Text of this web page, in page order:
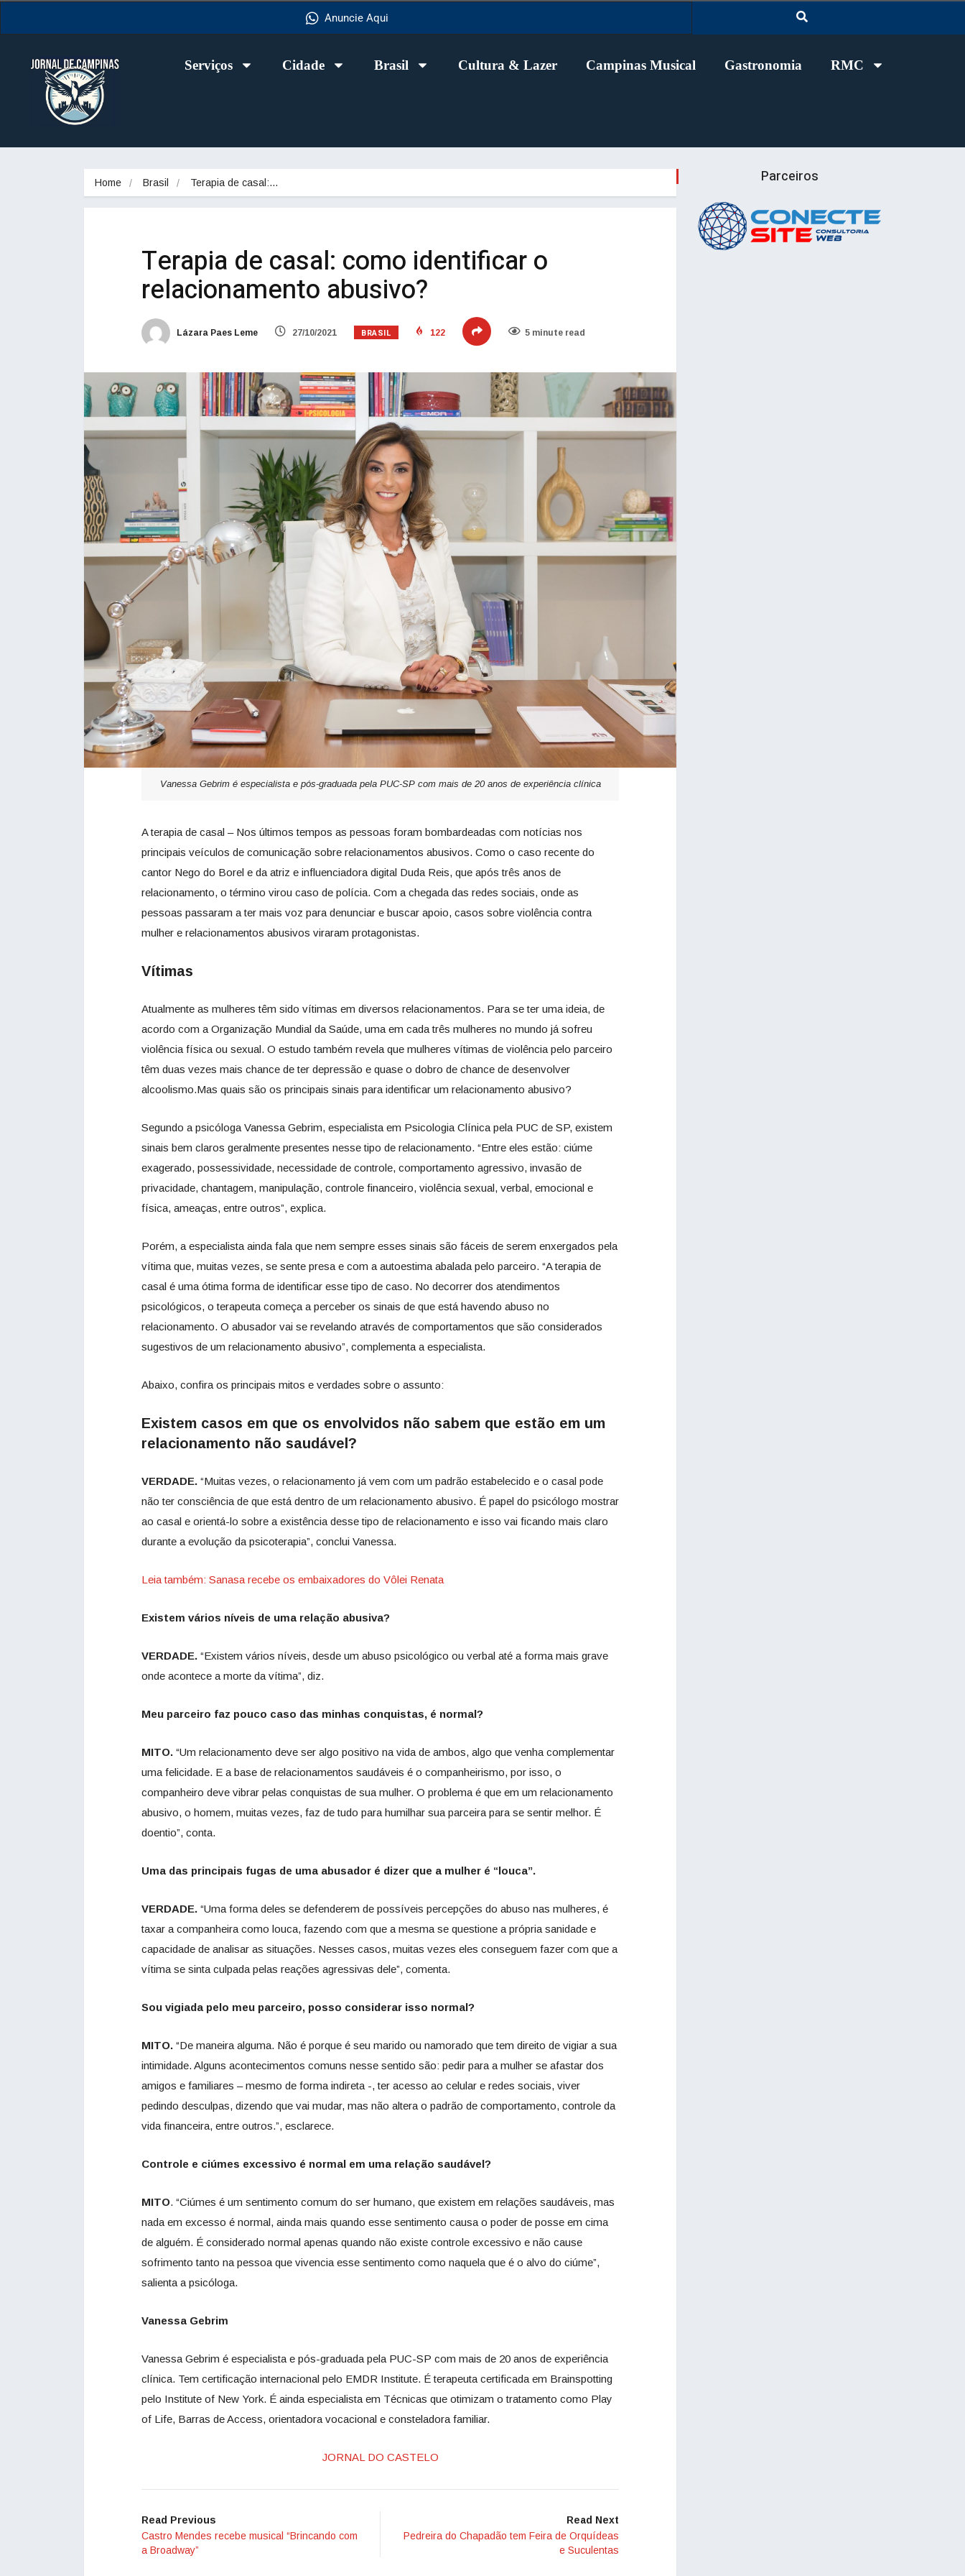
Anuncie Aqui
Serviços Cidade Brasil Cultura & Lazer Campinas Musical Gastronomia RMC
Home Brasil Terapia de casal:…
Terapia de casal: como identificar o
relacionamento abusivo?
Lázara Paes Leme 27/10/2021 BRASIL 122 5 minute read
Vanessa Gebrim é especialista e pós-graduada pela PUC-SP com mais de 20 anos de experiência clínica
A terapia de casal – Nos últimos tempos as pessoas foram bombardeadas com notícias nos
principais veículos de comunicação sobre relacionamentos abusivos. Como o caso recente do
cantor Nego do Borel e da atriz e influenciadora digital Duda Reis, que após três anos de
relacionamento, o término virou caso de polícia. Com a chegada das redes sociais, onde as
pessoas passaram a ter mais voz para denunciar e buscar apoio, casos sobre violência contra
mulher e relacionamentos abusivos viraram protagonistas.
Vítimas
Atualmente as mulheres têm sido vítimas em diversos relacionamentos. Para se ter uma ideia, de
acordo com a Organização Mundial da Saúde, uma em cada três mulheres no mundo já sofreu
violência física ou sexual. O estudo também revela que mulheres vítimas de violência pelo parceiro
têm duas vezes mais chance de ter depressão e quase o dobro de chance de desenvolver
alcoolismo.Mas quais são os principais sinais para identificar um relacionamento abusivo?
Segundo a psicóloga Vanessa Gebrim, especialista em Psicologia Clínica pela PUC de SP, existem
sinais bem claros geralmente presentes nesse tipo de relacionamento. “Entre eles estão: ciúme
exagerado, possessividade, necessidade de controle, comportamento agressivo, invasão de
privacidade, chantagem, manipulação, controle financeiro, violência sexual, verbal, emocional e
física, ameaças, entre outros”, explica.
Porém, a especialista ainda fala que nem sempre esses sinais são fáceis de serem enxergados pela
vítima que, muitas vezes, se sente presa e com a autoestima abalada pelo parceiro. “A terapia de
casal é uma ótima forma de identificar esse tipo de caso. No decorrer dos atendimentos
psicológicos, o terapeuta começa a perceber os sinais de que está havendo abuso no
relacionamento. O abusador vai se revelando através de comportamentos que são considerados
sugestivos de um relacionamento abusivo”, complementa a especialista.
Abaixo, confira os principais mitos e verdades sobre o assunto:
Existem casos em que os envolvidos não sabem que estão em um
relacionamento não saudável?
VERDADE. “Muitas vezes, o relacionamento já vem com um padrão estabelecido e o casal pode
não ter consciência de que está dentro de um relacionamento abusivo. É papel do psicólogo mostrar
ao casal e orientá-lo sobre a existência desse tipo de relacionamento e isso vai ficando mais claro
durante a evolução da psicoterapia”, conclui Vanessa.
Leia também: Sanasa recebe os embaixadores do Vôlei Renata
Existem vários níveis de uma relação abusiva?
VERDADE. “Existem vários níveis, desde um abuso psicológico ou verbal até a forma mais grave
onde acontece a morte da vítima”, diz.
Meu parceiro faz pouco caso das minhas conquistas, é normal?
MITO. “Um relacionamento deve ser algo positivo na vida de ambos, algo que venha complementar
uma felicidade. E a base de relacionamentos saudáveis é o companheirismo, por isso, o
companheiro deve vibrar pelas conquistas de sua mulher. O problema é que em um relacionamento
abusivo, o homem, muitas vezes, faz de tudo para humilhar sua parceira para se sentir melhor. É
doentio”, conta.
Uma das principais fugas de uma abusador é dizer que a mulher é “louca”.
VERDADE. “Uma forma deles se defenderem de possíveis percepções do abuso nas mulheres, é
taxar a companheira como louca, fazendo com que a mesma se questione a própria sanidade e
capacidade de analisar as situações. Nesses casos, muitas vezes eles conseguem fazer com que a
vítima se sinta culpada pelas reações agressivas dele”, comenta.
Sou vigiada pelo meu parceiro, posso considerar isso normal?
MITO. “De maneira alguma. Não é porque é seu marido ou namorado que tem direito de vigiar a sua
intimidade. Alguns acontecimentos comuns nesse sentido são: pedir para a mulher se afastar dos
amigos e familiares – mesmo de forma indireta -, ter acesso ao celular e redes sociais, viver
pedindo desculpas, dizendo que vai mudar, mas não altera o padrão de comportamento, controle da
vida financeira, entre outros.”, esclarece.
Controle e ciúmes excessivo é normal em uma relação saudável?
MITO. “Ciúmes é um sentimento comum do ser humano, que existem em relações saudáveis, mas
nada em excesso é normal, ainda mais quando esse sentimento causa o poder de posse em cima
de alguém. É considerado normal apenas quando não existe controle excessivo e não cause
sofrimento tanto na pessoa que vivencia esse sentimento como naquela que é o alvo do ciúme”,
salienta a psicóloga.
Vanessa Gebrim
Vanessa Gebrim é especialista e pós-graduada pela PUC-SP com mais de 20 anos de experiência
clínica. Tem certificação internacional pelo EMDR Institute. É terapeuta certificada em Brainspotting
pelo Institute of New York. É ainda especialista em Técnicas que otimizam o tratamento como Play
of Life, Barras de Access, orientadora vocacional e consteladora familiar.
JORNAL DO CASTELO
Read Previous
Castro Mendes recebe musical “Brincando com
a Broadway”
Read Next
Pedreira do Chapadão tem Feira de Orquídeas
e Suculentas
Parceiros